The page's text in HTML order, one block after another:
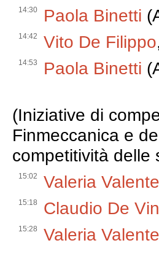
14:30 Paola Binetti
14:42 Vito De Filippo
14:53 Paola Binetti
(Iniziative di
Finmeccanica e
competitività delle
15:02 Valeria Valente
15:18 Claudio De
15:28 Valeria Valente